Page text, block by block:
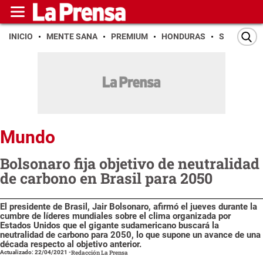
INICIO MENTE SANA PREMIUM HONDURAS SAN PEDRO
Mundo
Bolsonaro fija objetivo de neutralidad
de carbono en Brasil para 2050
El presidente de Brasil, Jair Bolsonaro, afirmó el jueves durante la
cumbre de líderes mundiales sobre el clima organizada por
Estados Unidos que el gigante sudamericano buscará la
neutralidad de carbono para 2050, lo que supone un avance de una
década respecto al objetivo anterior.
Actualizado: 22/04/2021 -Redacción La Prensa